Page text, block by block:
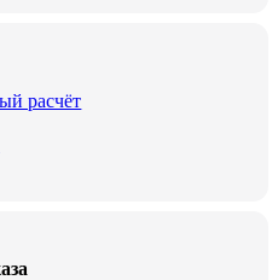
расчёт